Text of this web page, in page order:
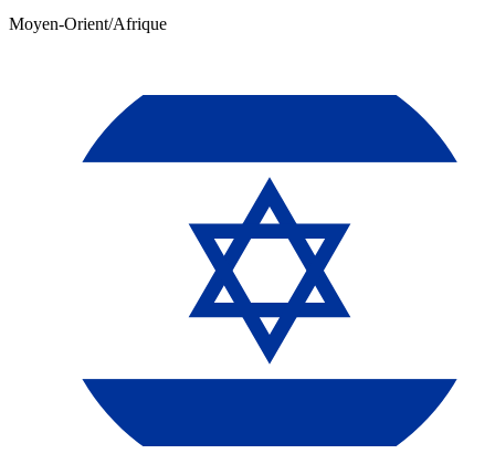
Moyen-Orient/Afrique​​